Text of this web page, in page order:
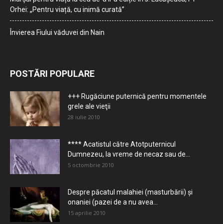
Orhei: „Pentru viață, cu inimă curată”
Învierea Fiului văduvei din Nain
POSTĂRI POPULARE
+++ Rugăciune puternică pentru momentele
grele ale vieţii
28 iulie 2010
**** Acatistul către Atotputernicul
Dumnezeu, la vreme de necaz sau de...
5 octombrie 2010
Despre păcatul malahiei (masturbării) şi
onaniei (pazei de a nu avea...
15 aprilie 2010